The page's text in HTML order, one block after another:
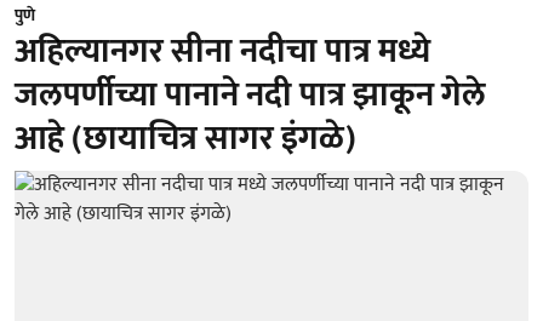
पुणे
अहिल्यानगर सीना नदीचा पात्र मध्ये
जलपर्णीच्या पानाने नदी पात्र झाकून गेले
आहे (छायाचित्र सागर इंगळे)